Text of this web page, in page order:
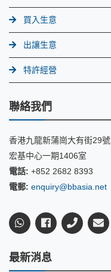
買入生意
出讓生意
特許經營
聯絡我們
香港九龍新蒲崗大有街29號
宏基中心一期1406室
電話: +852 2682 8393
電郵: enquiry@bbasia.net
最新消息